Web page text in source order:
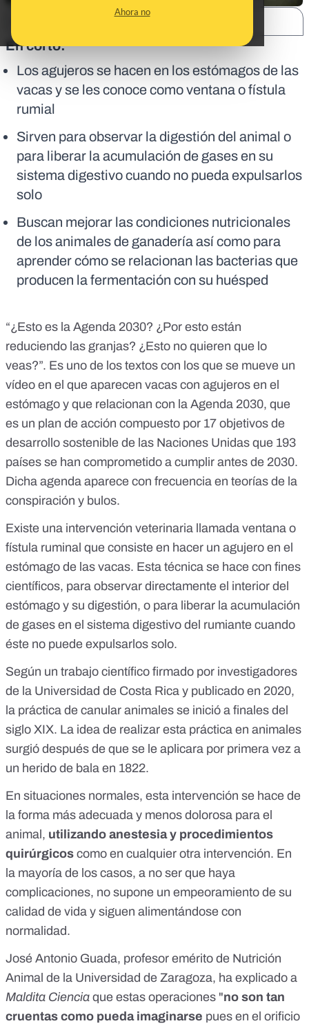
Ahora no
En corto:
Los agujeros se hacen en los estómagos de las
vacas y se les conoce como ventana o fístula
rumial
Sirven para observar la digestión del animal o
para liberar la acumulación de gases en su
sistema digestivo cuando no pueda expulsarlos
solo
Buscan mejorar las condiciones nutricionales
de los animales de ganadería así como para
aprender cómo se relacionan las bacterias que
producen la fermentación con su huésped
“¿Esto es la Agenda 2030? ¿Por esto están
reduciendo las granjas? ¿Esto no quieren que lo
veas?”. Es uno de los textos con los que se mueve un
vídeo en el que aparecen vacas con agujeros en el
estómago y que relacionan con la Agenda 2030, que
es un plan de acción compuesto por 17 objetivos de
desarrollo sostenible de las Naciones Unidas que 193
países se han comprometido a cumplir antes de 2030.
Dicha agenda aparece con frecuencia en teorías de la
conspiración y bulos.
Existe una intervención veterinaria llamada ventana o
fístula ruminal que consiste en hacer un agujero en el
estómago de las vacas. Esta técnica se hace con fines
científicos, para observar directamente el interior del
estómago y su digestión, o para liberar la acumulación
de gases en el sistema digestivo del rumiante cuando
éste no puede expulsarlos solo.
Según un trabajo científico firmado por investigadores
de la Universidad de Costa Rica y publicado en 2020,
la práctica de canular animales se inició a finales del
siglo XIX. La idea de realizar esta práctica en animales
surgió después de que se le aplicara por primera vez a
un herido de bala en 1822.
En situaciones normales, esta intervención se hace de
la forma más adecuada y menos dolorosa para el
animal, utilizando anestesia y procedimientos
quirúrgicos como en cualquier otra intervención. En
la mayoría de los casos, a no ser que haya
complicaciones, no supone un empeoramiento de su
calidad de vida y siguen alimentándose con
normalidad.
José Antonio Guada, profesor emérito de Nutrición
Animal de la Universidad de Zaragoza, ha explicado a
Maldita Ciencia que estas operaciones "no son tan
cruentas como pueda imaginarse pues en el orificio